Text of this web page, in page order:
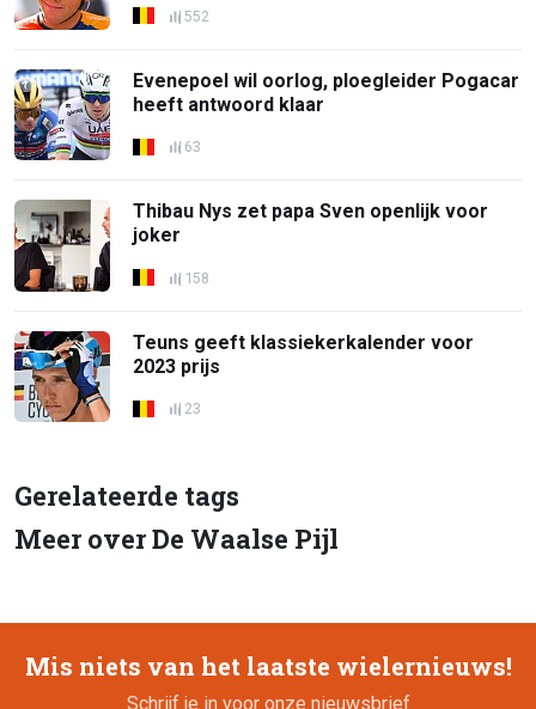
552
Evenepoel wil oorlog, ploegleider Pogacar
heeft antwoord klaar
63
Thibau Nys zet papa Sven openlijk voor
joker
158
Teuns geeft klassiekerkalender voor
2023 prijs
23
Gerelateerde tags
Meer over De Waalse Pijl
Mis niets van het laatste wielernieuws!
Schrijf je in voor onze nieuwsbrief